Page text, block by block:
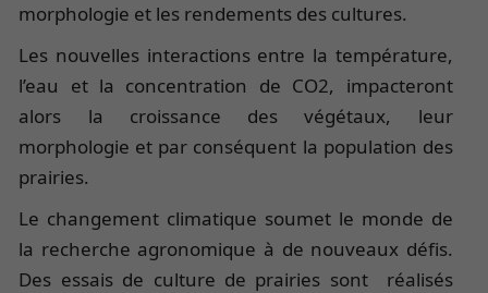
morphologie et les rendements des cultures.
Les nouvelles interactions entre la température,
l’eau et la concentration de CO2, impacteront
alors la croissance des végétaux, leur
morphologie et par conséquent la population des
prairies.
Le changement climatique soumet le monde de
la recherche agronomique à de nouveaux défis.
Des essais de culture de prairies sont réalisés